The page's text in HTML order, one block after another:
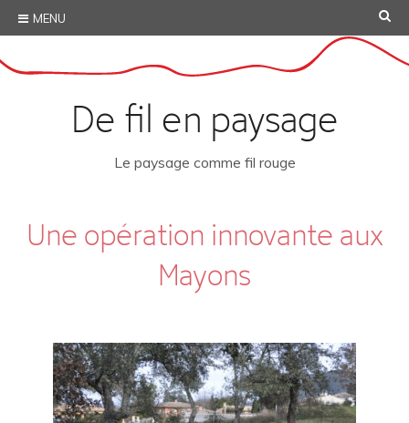
Skip
to
content
De fil en paysage
Le paysage comme fil rouge
MENU
Une opération innovante aux
Mayons